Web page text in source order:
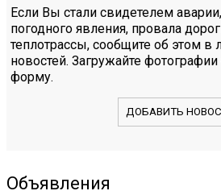
Если Вы стали свидетелем
погодного явления, провала
теплотрассы, сообщите об этом в
новостей. Загружайте
форму.
ДОБАВИТЬ
Объявления